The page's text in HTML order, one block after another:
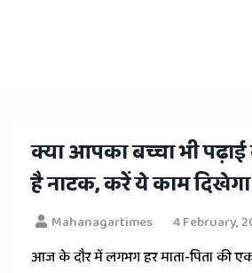
क्या आपका बच्चा भी
है नाटक, करें ये काम
Mahanagartimes 4 February,
आज के दौर में लगभग हर माता-पिता की